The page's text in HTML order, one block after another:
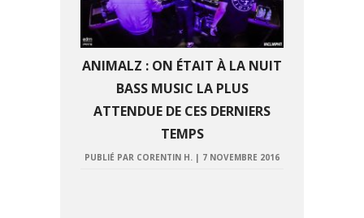
ANIMALZ : ON ÉTAIT À LA NUIT
BASS MUSIC LA PLUS
ATTENDUE DE CES DERNIERS
TEMPS
PUBLIÉ PAR CORENTIN H. | 7 NOVEMBRE 2016